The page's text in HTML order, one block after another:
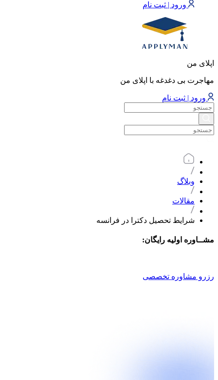
ورود | ثبت نام
اپلای من
مهاجرت بی دغدغه با اپلای من
ورود | ثبت نام
وبلاگ
مقالات
شرایط تحصیل دکترا در فرانسه
مشــاوره اولیه رایگان:
رزرو مشاوره تخصصی